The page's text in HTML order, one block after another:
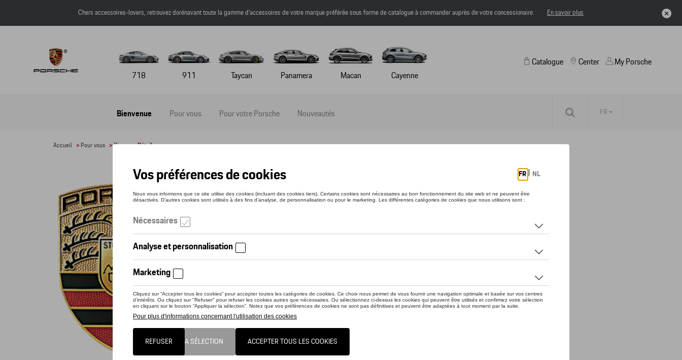
Chers accessoires-lovers, retrouvez dorénavant toute la gamme d’accessoires de votre marque préférée sous forme de catalogue à commander auprès de votre concessionaire. En savoir plus
718 911 Taycan Panamera Macan Cayenne
Catalogue
Bienvenue Pour vous Pour votre Porsche Nouveautés
Center My Porsche
FR
Accueil > Pour vous >Divers > Détail
ÉCUSSON AUTOCOLLANT
Référence: WAP0130050MCST
Contactez votre concessionnaire pour commander
Écusson Porsche à coller.(dimensions : 55 x 67 mm)